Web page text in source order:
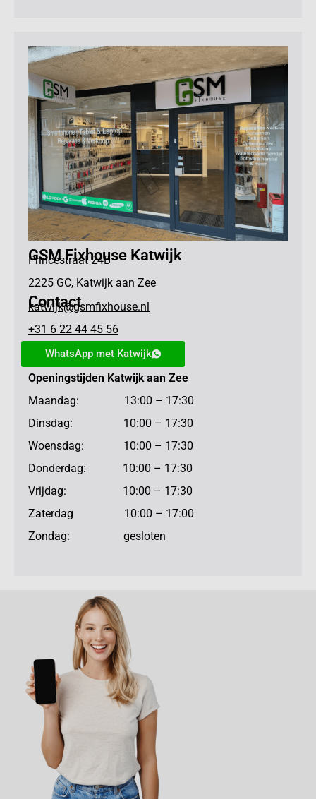
GSM Fixhouse Katwijk
Princestraat 24B
2225 GC, Katwijk aan Zee
Contact
katwijk@gsmfixhouse.nl
+31 6 22 44 45 56
WhatsApp met Katwijk
Openingstijden Katwijk aan Zee
Maandag: 13:00 – 17:30
Dinsdag: 10:00 – 17:30
Woensdag: 10:00 – 17:30
Donderdag: 10:00 – 17:30
Vrijdag: 10:00 – 17:30
Zaterdag 10:00 – 17:00
Zondag: gesloten